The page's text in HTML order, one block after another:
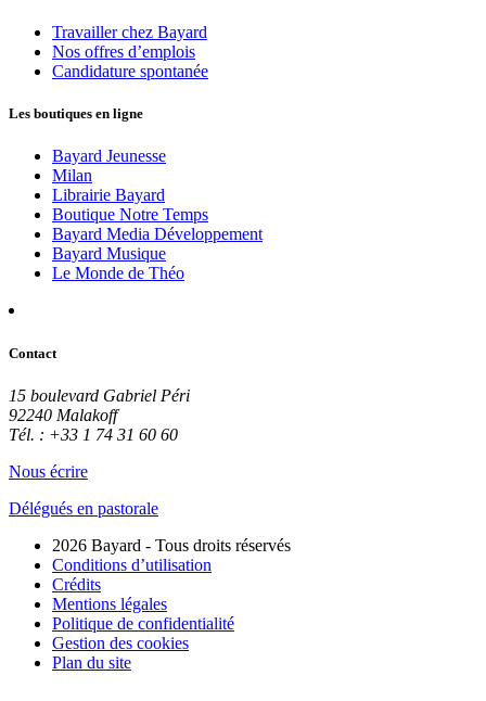
Travailler chez Bayard
Nos offres d’emplois
Candidature spontanée
Les boutiques en ligne
Bayard Jeunesse
Milan
Librairie Bayard
Boutique Notre Temps
Bayard Media Développement
Bayard Musique
Le Monde de Théo
Contact
15 boulevard Gabriel Péri
92240 Malakoff
Tél. : +33 1 74 31 60 60
Nous écrire
Délégués en pastorale
2026 Bayard - Tous droits réservés
Conditions d’utilisation
Crédits
Mentions légales
Politique de confidentialité
Gestion des cookies
Plan du site